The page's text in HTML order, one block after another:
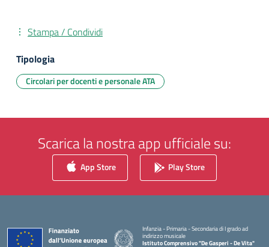
Stampa / Condividi
Tipologia
Circolari per docenti e personale ATA
Scarica la nostra app ufficiale su:
App Store Play Store
Infanzia - Primaria - Secondaria di I grado ad
indirizzo musicale
Istituto Comprensivo "De Gasperi - De Vita"